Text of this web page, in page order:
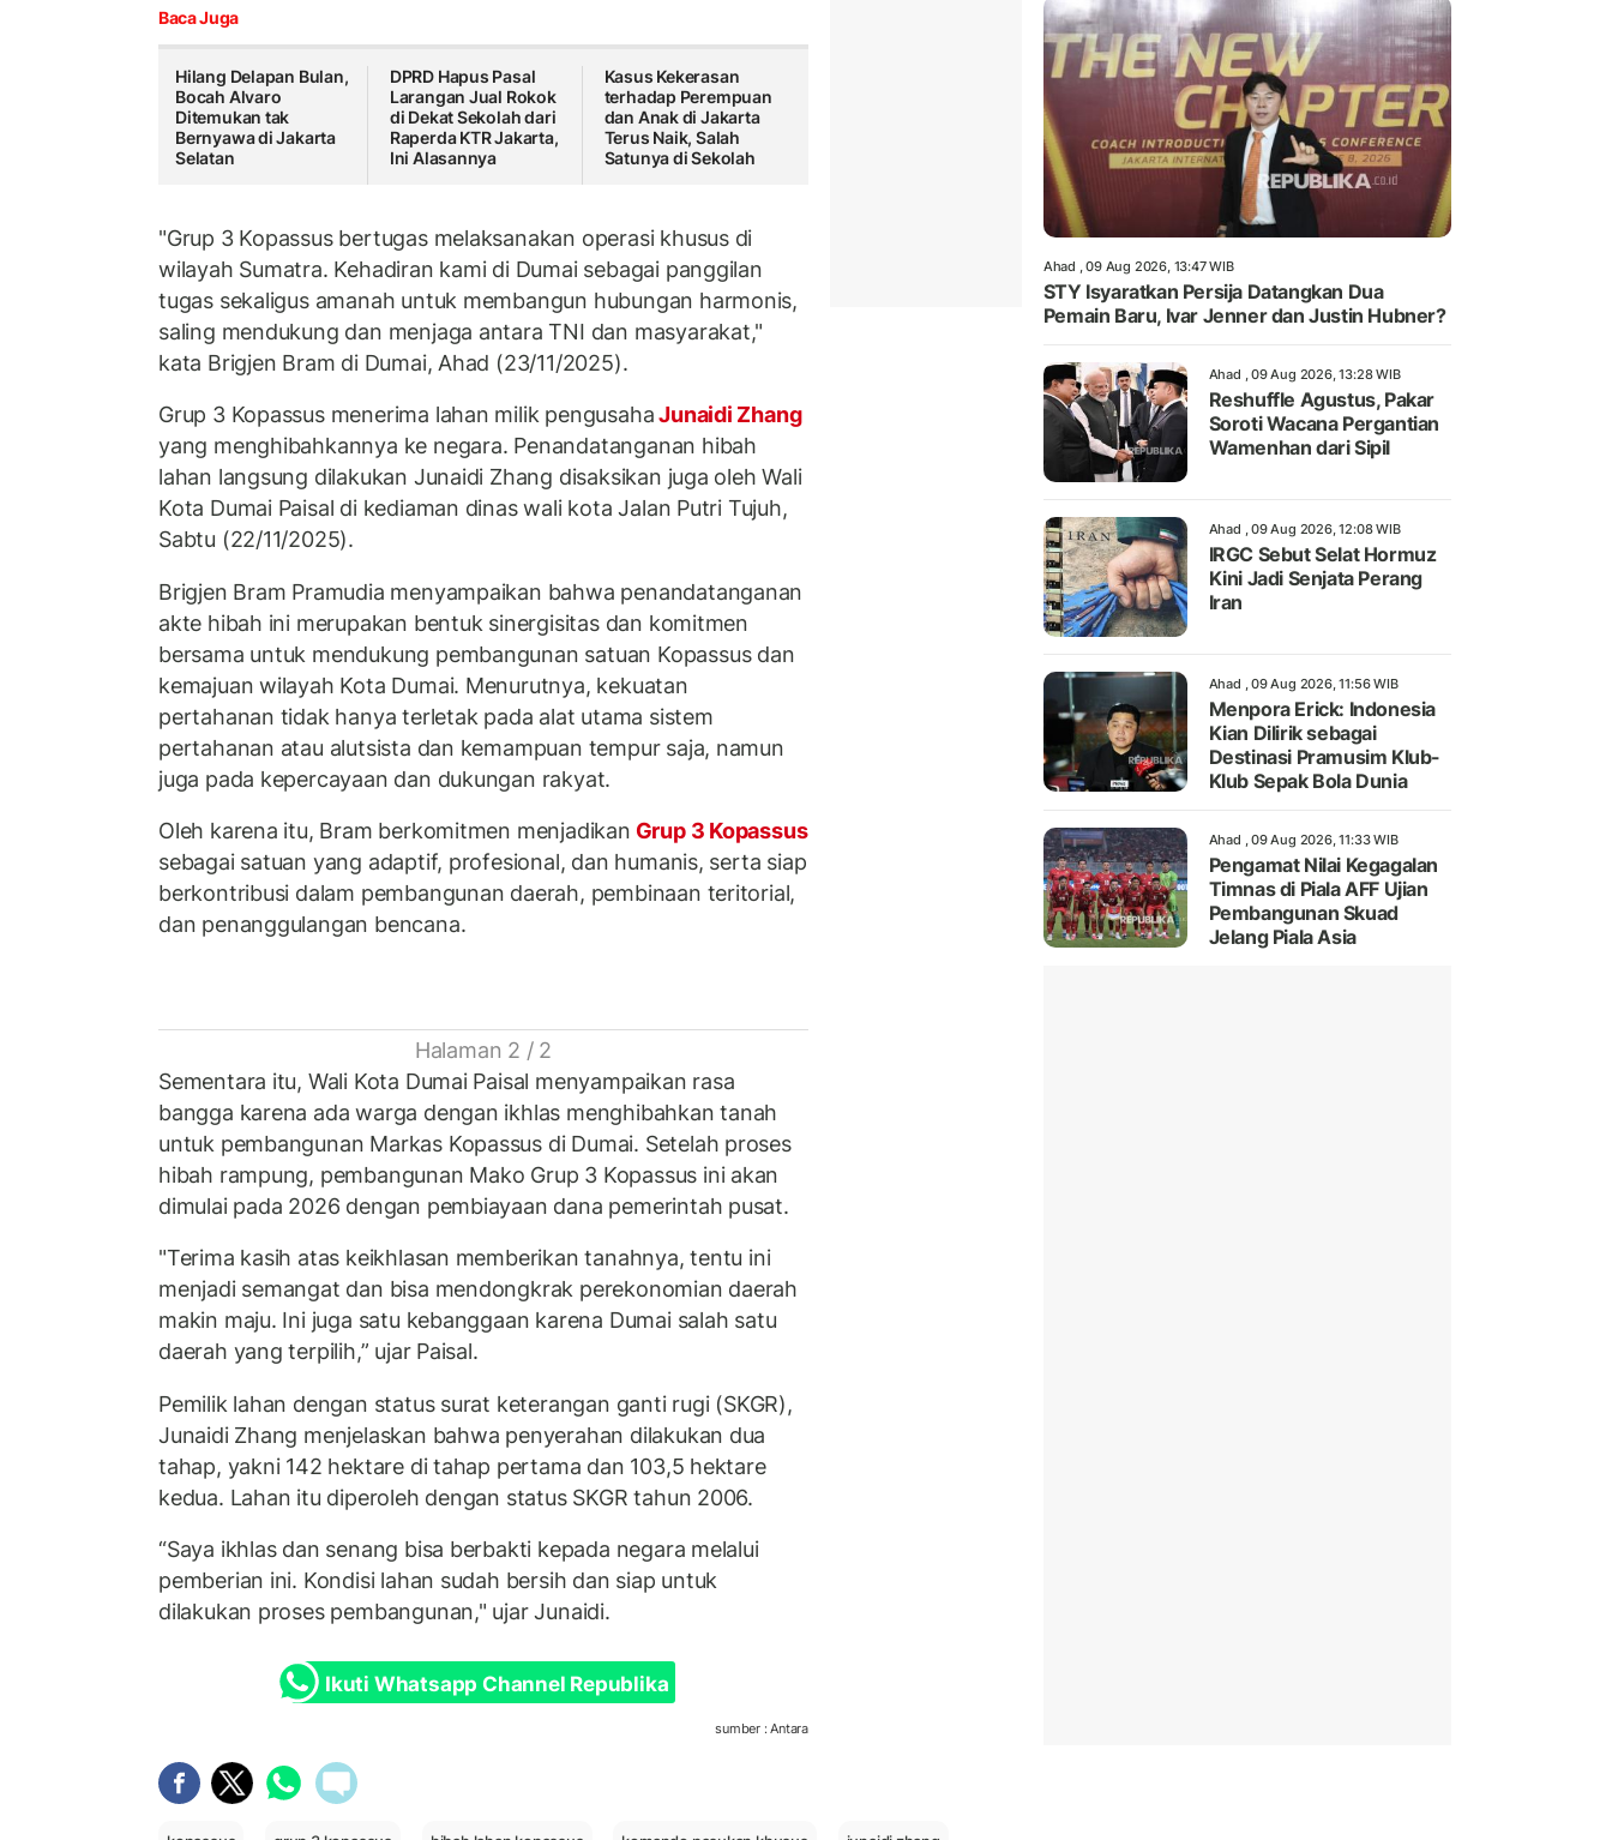
Baca Juga
Hilang Delapan Bulan,
Bocah Alvaro
Ditemukan tak
Bernyawa di Jakarta
Selatan
DPRD Hapus Pasal
Larangan Jual Rokok
di Dekat Sekolah dari
Raperda KTR Jakarta,
Ini Alasannya
Kasus Kekerasan
terhadap Perempuan
dan Anak di Jakarta
Terus Naik, Salah
Satunya di Sekolah
"Grup 3 Kopassus bertugas melaksanakan operasi khusus di
wilayah Sumatra. Kehadiran kami di Dumai sebagai panggilan
tugas sekaligus amanah untuk membangun hubungan harmonis,
saling mendukung dan menjaga antara TNI dan masyarakat,"
kata Brigjen Bram di Dumai, Ahad (23/11/2025).
Grup 3 Kopassus menerima lahan milik pengusahaJunaidi Zhang
yang menghibahkannya ke negara. Penandatanganan hibah
lahan langsung dilakukan Junaidi Zhang disaksikan juga oleh Wali
Kota Dumai Paisal di kediaman dinas wali kota Jalan Putri Tujuh,
Sabtu (22/11/2025).
Brigjen Bram Pramudia menyampaikan bahwa penandatanganan
akte hibah ini merupakan bentuk sinergisitas dan komitmen
bersama untuk mendukung pembangunan satuan Kopassus dan
kemajuan wilayah Kota Dumai. Menurutnya, kekuatan
pertahanan tidak hanya terletak pada alat utama sistem
pertahanan atau alutsista dan kemampuan tempur saja, namun
juga pada kepercayaan dan dukungan rakyat.
Oleh karena itu, Bram berkomitmen menjadikan Grup 3 Kopassus
sebagai satuan yang adaptif, profesional, dan humanis, serta siap
berkontribusi dalam pembangunan daerah, pembinaan teritorial,
dan penanggulangan bencana.
Halaman 2 / 2
Sementara itu, Wali Kota Dumai Paisal menyampaikan rasa
bangga karena ada warga dengan ikhlas menghibahkan tanah
untuk pembangunan Markas Kopassus di Dumai. Setelah proses
hibah rampung, pembangunan Mako Grup 3 Kopassus ini akan
dimulai pada 2026 dengan pembiayaan dana pemerintah pusat.
"Terima kasih atas keikhlasan memberikan tanahnya, tentu ini
menjadi semangat dan bisa mendongkrak perekonomian daerah
makin maju. Ini juga satu kebanggaan karena Dumai salah satu
daerah yang terpilih,” ujar Paisal.
Pemilik lahan dengan status surat keterangan ganti rugi (SKGR),
Junaidi Zhang menjelaskan bahwa penyerahan dilakukan dua
tahap, yakni 142 hektare di tahap pertama dan 103,5 hektare
kedua. Lahan itu diperoleh dengan status SKGR tahun 2006.
“Saya ikhlas dan senang bisa berbakti kepada negara melalui
pemberian ini. Kondisi lahan sudah bersih dan siap untuk
dilakukan proses pembangunan," ujar Junaidi.
Ikuti Whatsapp Channel Republika
sumber : Antara
Ahad , 09 Aug 2026, 13:47 WIB
STY Isyaratkan Persija Datangkan Dua
Pemain Baru, Ivar Jenner dan Justin Hubner?
Ahad , 09 Aug 2026, 13:28 WIB
Reshuffle Agustus, Pakar
Soroti Wacana Pergantian
Wamenhan dari Sipil
Ahad , 09 Aug 2026, 12:08 WIB
IRGC Sebut Selat Hormuz
Kini Jadi Senjata Perang
Iran
Ahad , 09 Aug 2026, 11:56 WIB
Menpora Erick: Indonesia
Kian Dilirik sebagai
Destinasi Pramusim Klub-
Klub Sepak Bola Dunia
Ahad , 09 Aug 2026, 11:33 WIB
Pengamat Nilai Kegagalan
Timnas di Piala AFF Ujian
Pembangunan Skuad
Jelang Piala Asia